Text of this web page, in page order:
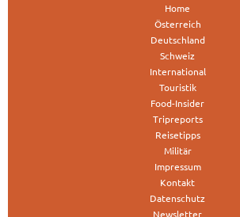
Home
Österreich
Deutschland
Schweiz
International
Touristik
Food-Insider
Tripreports
Reisetipps
Militär
Impressum
Kontakt
Datenschutz
Newsletter